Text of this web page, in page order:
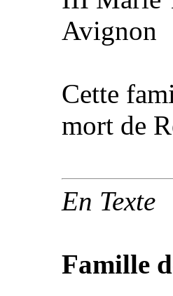
Avignon
Cette
mort de
En Texte
Famille